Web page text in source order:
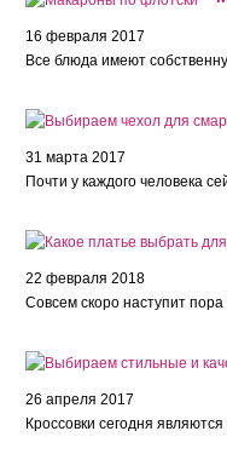
16 февраля 2017
Все блюда имеют
31 марта 2017
Почти у каждого человека
22 февраля 2018
Совсем скоро наступит
26 апреля 2017
Кроссовки сегодня